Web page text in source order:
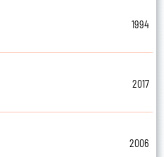
1994
2017
2006